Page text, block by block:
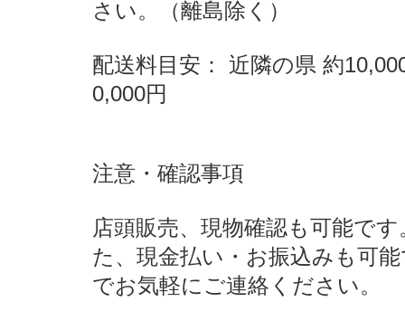
さい。（離島除く）
配送料目安： 近隣の県 約
0,000円
注意・確認事項
店頭販売、現物確認も可能です
た、現金払い・お振込みも可
でお気軽にご連絡ください。